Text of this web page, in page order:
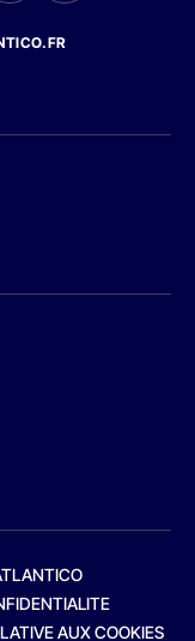
AUX COOKIES